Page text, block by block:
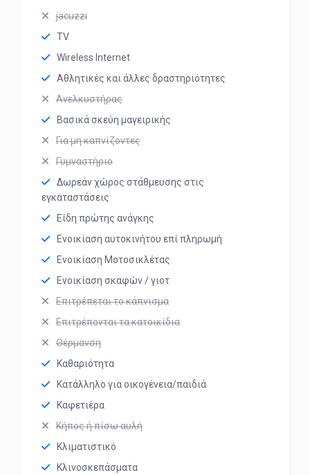
jacuzzi
TV
Wireless Internet
Αθλητικές και άλλες δραστηριότητες
Ανελκυστήρας
Βασικά σκεύη μαγειρικής
Για μη καπνίζοντες
Γυμναστήριο
Δωρεάν χώρος στάθμευσης στις
εγκαταστάσεις
Είδη πρώτης ανάγκης
Ενοικίαση αυτοκινήτου επί πληρωμή
Ενοικίαση Μοτοσικλέτας
Ενοικίαση σκαφών / γιοτ
Επιτρέπεται το κάπνισμα
Επιτρέπονται τα κατοικίδια
Θέρμανση
Καθαριότητα
Κατάλληλο για οικογένεια/παιδιά
Καφετιέρα
Κήπος ή πίσω αυλή
Κλιματιστικό
Κλινοσκεπάσματα